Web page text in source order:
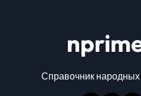
Справочник народных